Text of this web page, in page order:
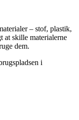
– stof, plastik,
at skille materialerne
dem.
i